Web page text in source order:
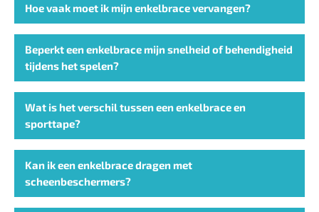
Hoe vaak moet ik mijn enkelbrace vervangen?
Beperkt een enkelbrace mijn snelheid of behendigheid
tijdens het spelen?
Wat is het verschil tussen een enkelbrace en
sporttape?
Kan ik een enkelbrace dragen met
scheenbeschermers?